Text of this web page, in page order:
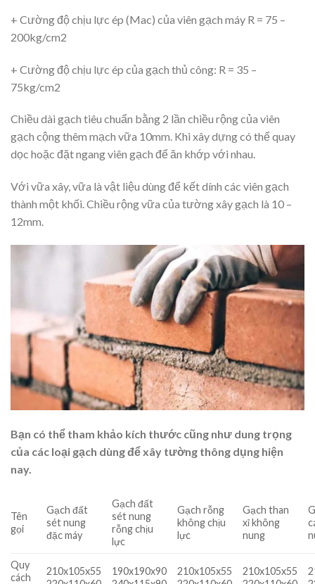
+ Cường độ chịu lực ép (Mac) của viên gạch máy R = 75 –
200kg/cm2
+ Cường độ chịu lực ép của gạch thủ công: R = 35 –
75kg/cm2
Chiều dài gạch tiêu chuẩn bằng 2 lần chiều rộng của viên
gạch cộng thêm mạch vữa 10mm. Khi xây dựng có thể quay
dọc hoặc đặt ngang viên gạch để ăn khớp với nhau.
Với vữa xây, vữa là vật liệu dùng để kết dính các viên gạch
thành một khối. Chiều rộng vữa của tường xây gạch là 10 –
12mm.
Bạn có thể tham khảo kích thước cũng như dung trọng
của các loại gạch dùng để xây tường thông dụng hiện
nay.
Tên
gọi
Gạch đất
sét nung
đặc máy
Gạch đất
sét nung
rỗng chịu
lực
Gạch rỗng
không chịu
lực
Gạch than
xỉ không
nung
Quy
cách
210x105x55
190x190x90
210x105x55
210x105x55